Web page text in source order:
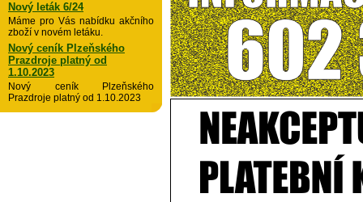
Nový leták 6/24
Máme pro Vás nabídku akčního
zboží v novém letáku.
Nový ceník Plzeňského
Prazdroje platný od
1.10.2023
Nový ceník Plzeňského
Prazdroje platný od 1.10.2023